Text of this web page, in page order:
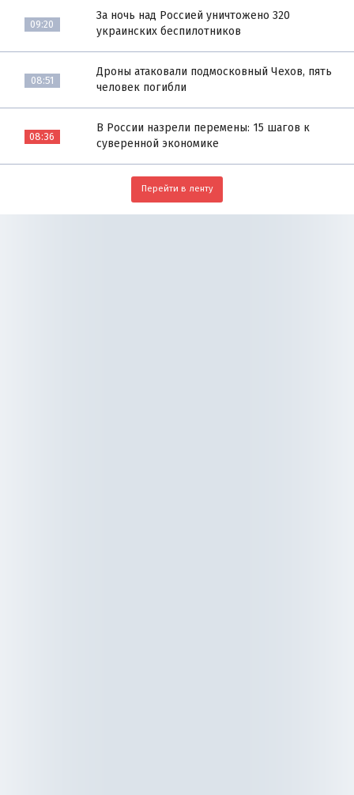
09:20
За ночь над Россией уничтожено 320
украинских беспилотников
08:51
Дроны атаковали подмосковный Чехов, пять
человек погибли
08:36
В России назрели перемены: 15 шагов к
суверенной экономике
Перейти в ленту